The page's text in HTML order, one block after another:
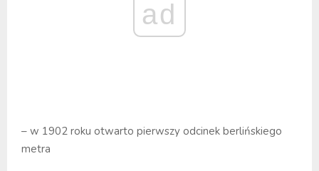
ad
– w 1902 roku otwarto pierwszy odcinek berlińskiego
metra